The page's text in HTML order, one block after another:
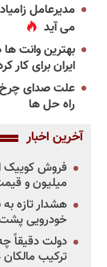
مدیرعامل
می آید
ایران برای کار
علت صدای چرخ
راه حل ها
آخرین اخبار
میلیون و
هشدار تازه
خودرویی
دولت دقیقاً
ترکیب مالکان